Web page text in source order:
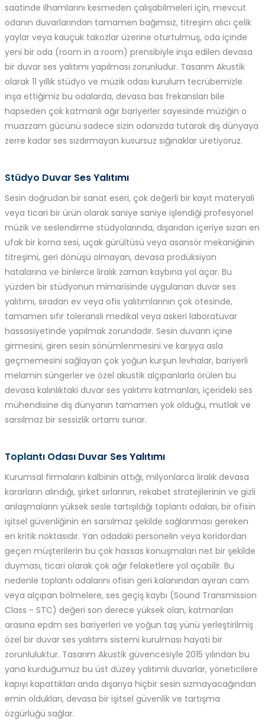
saatinde ilhamlarını kesmeden çalışabilmeleri için, mevcut
odanın duvarlarından tamamen bağımsız, titreşim alıcı çelik
yaylar veya kauçuk takozlar üzerine oturtulmuş, oda içinde
yeni bir oda (room in a room) prensibiyle inşa edilen devasa
bir duvar ses yalıtımı yapılması zorunludur. Tasarım Akustik
olarak 11 yıllık stüdyo ve müzik odası kurulum tecrübemizle
inşa ettiğimiz bu odalarda, devasa bas frekansları bile
hapseden çok katmanlı ağır bariyerler sayesinde müziğin o
muazzam gücünü sadece sizin odanızda tutarak dış dünyaya
zerre kadar ses sızdırmayan kusursuz sığınaklar üretiyoruz.
Stüdyo Duvar Ses Yalıtımı
Sesin doğrudan bir sanat eseri, çok değerli bir kayıt materyali
veya ticari bir ürün olarak saniye saniye işlendiği profesyonel
müzik ve seslendirme stüdyolarında, dışarıdan içeriye sızan en
ufak bir korna sesi, uçak gürültüsü veya asansör mekaniğinin
titreşimi, geri dönüşü olmayan, devasa prodüksiyon
hatalarına ve binlerce liralık zaman kaybına yol açar. Bu
yüzden bir stüdyonun mimarisinde uygulanan duvar ses
yalıtımı, sıradan ev veya ofis yalıtımlarının çok ötesinde,
tamamen sıfır toleranslı medikal veya askeri laboratuvar
hassasiyetinde yapılmak zorundadır. Sesin duvarın içine
girmesini, giren sesin sönümlenmesini ve karşıya asla
geçmemesini sağlayan çok yoğun kurşun levhalar, bariyerli
melamin süngerler ve özel akustik alçıpanlarla örülen bu
devasa kalınlıktaki duvar ses yalıtımı katmanları, içerideki ses
mühendisine dış dünyanın tamamen yok olduğu, mutlak ve
sarsılmaz bir sessizlik ortamı sunar.
Toplantı Odası Duvar Ses Yalıtımı
Kurumsal firmaların kalbinin attığı, milyonlarca liralık devasa
kararların alındığı, şirket sırlarının, rekabet stratejilerinin ve gizli
anlaşmaların yüksek sesle tartışıldığı toplantı odaları, bir ofisin
işitsel güvenliğinin en sarsılmaz şekilde sağlanması gereken
en kritik noktasıdır. Yan odadaki personelin veya koridordan
geçen müşterilerin bu çok hassas konuşmaları net bir şekilde
duyması, ticari olarak çok ağır felaketlere yol açabilir. Bu
nedenle toplantı odalarını ofisin geri kalanından ayıran cam
veya alçıpan bölmelere, ses geçiş kaybı (Sound Transmission
Class - STC) değeri son derece yüksek olan, katmanları
arasına epdm ses bariyerleri ve yoğun taş yünü yerleştirilmiş
özel bir duvar ses yalıtımı sistemi kurulması hayati bir
zorunluluktur. Tasarım Akustik güvencesiyle 2015 yılından bu
yana kurduğumuz bu üst düzey yalıtımlı duvarlar, yöneticilere
kapıyı kapattıkları anda dışarıya hiçbir sesin sızmayacağından
emin oldukları, devasa bir işitsel güvenlik ve tartışma
özgürlüğü sağlar.